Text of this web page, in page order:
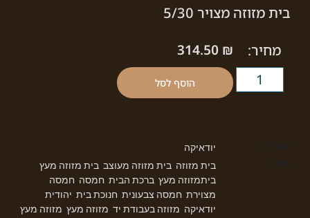
בית מזוזה מצויר 5/30
מחיר:
314.50 ₪
הוסף לסל
יודאיקה
בית מזוזה בית מזוזה מעוצב בית מזוזה מעץ
ביתמזוזה מעץ ברכת הבית חמסה חמסה
מצוירת חמסה צבעונית חנוכת בית יהודית
יודאיקה מזוזה בעבודת יד מזוזה מעץ מזוזה מעץ